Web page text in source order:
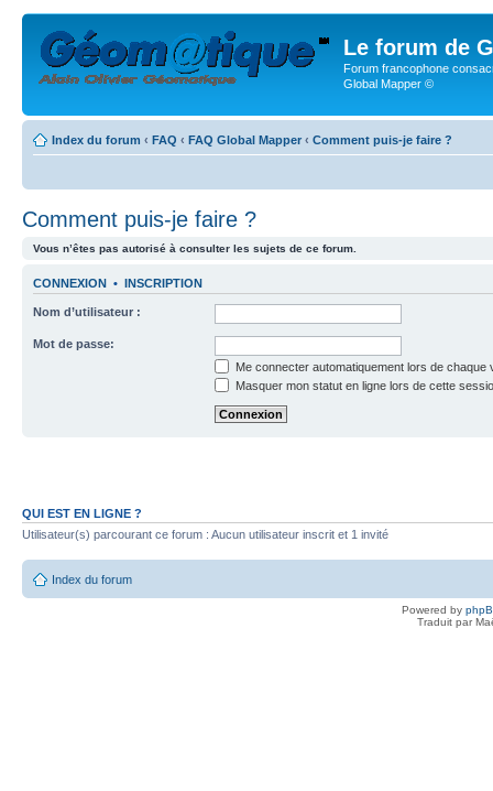
Le forum de
Forum francophone
Global Mapper ©
Index du forum ‹ FAQ ‹ FAQ Global Mapper ‹ Comment puis-je faire ?
Comment puis-je faire ?
Vous n’êtes pas autorisé à consulter les sujets de ce forum.
CONNEXION • INSCRIPTION
Nom d’utilisateur :
Mot de passe:
Me connecter automatiquement lors de chaque
Masquer mon statut en ligne lors de cette
QUI EST EN LIGNE ?
Utilisateur(s) parcourant ce forum : Aucun utilisateur inscrit et 1 invité
Index du forum
Powered by
Traduit par